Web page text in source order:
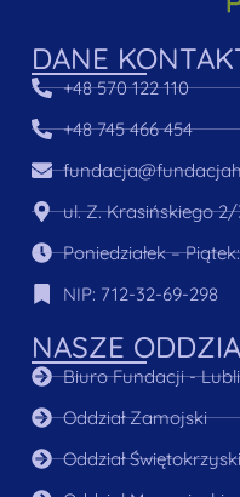
DANE
+48 570 122 110
+48 745 466 454
ul. Z. Krasińskiego
Poniedziałek –
NIP: 712-32-69-298
NASZE
Biuro Fundacji -
Oddział Zamojski
Oddział